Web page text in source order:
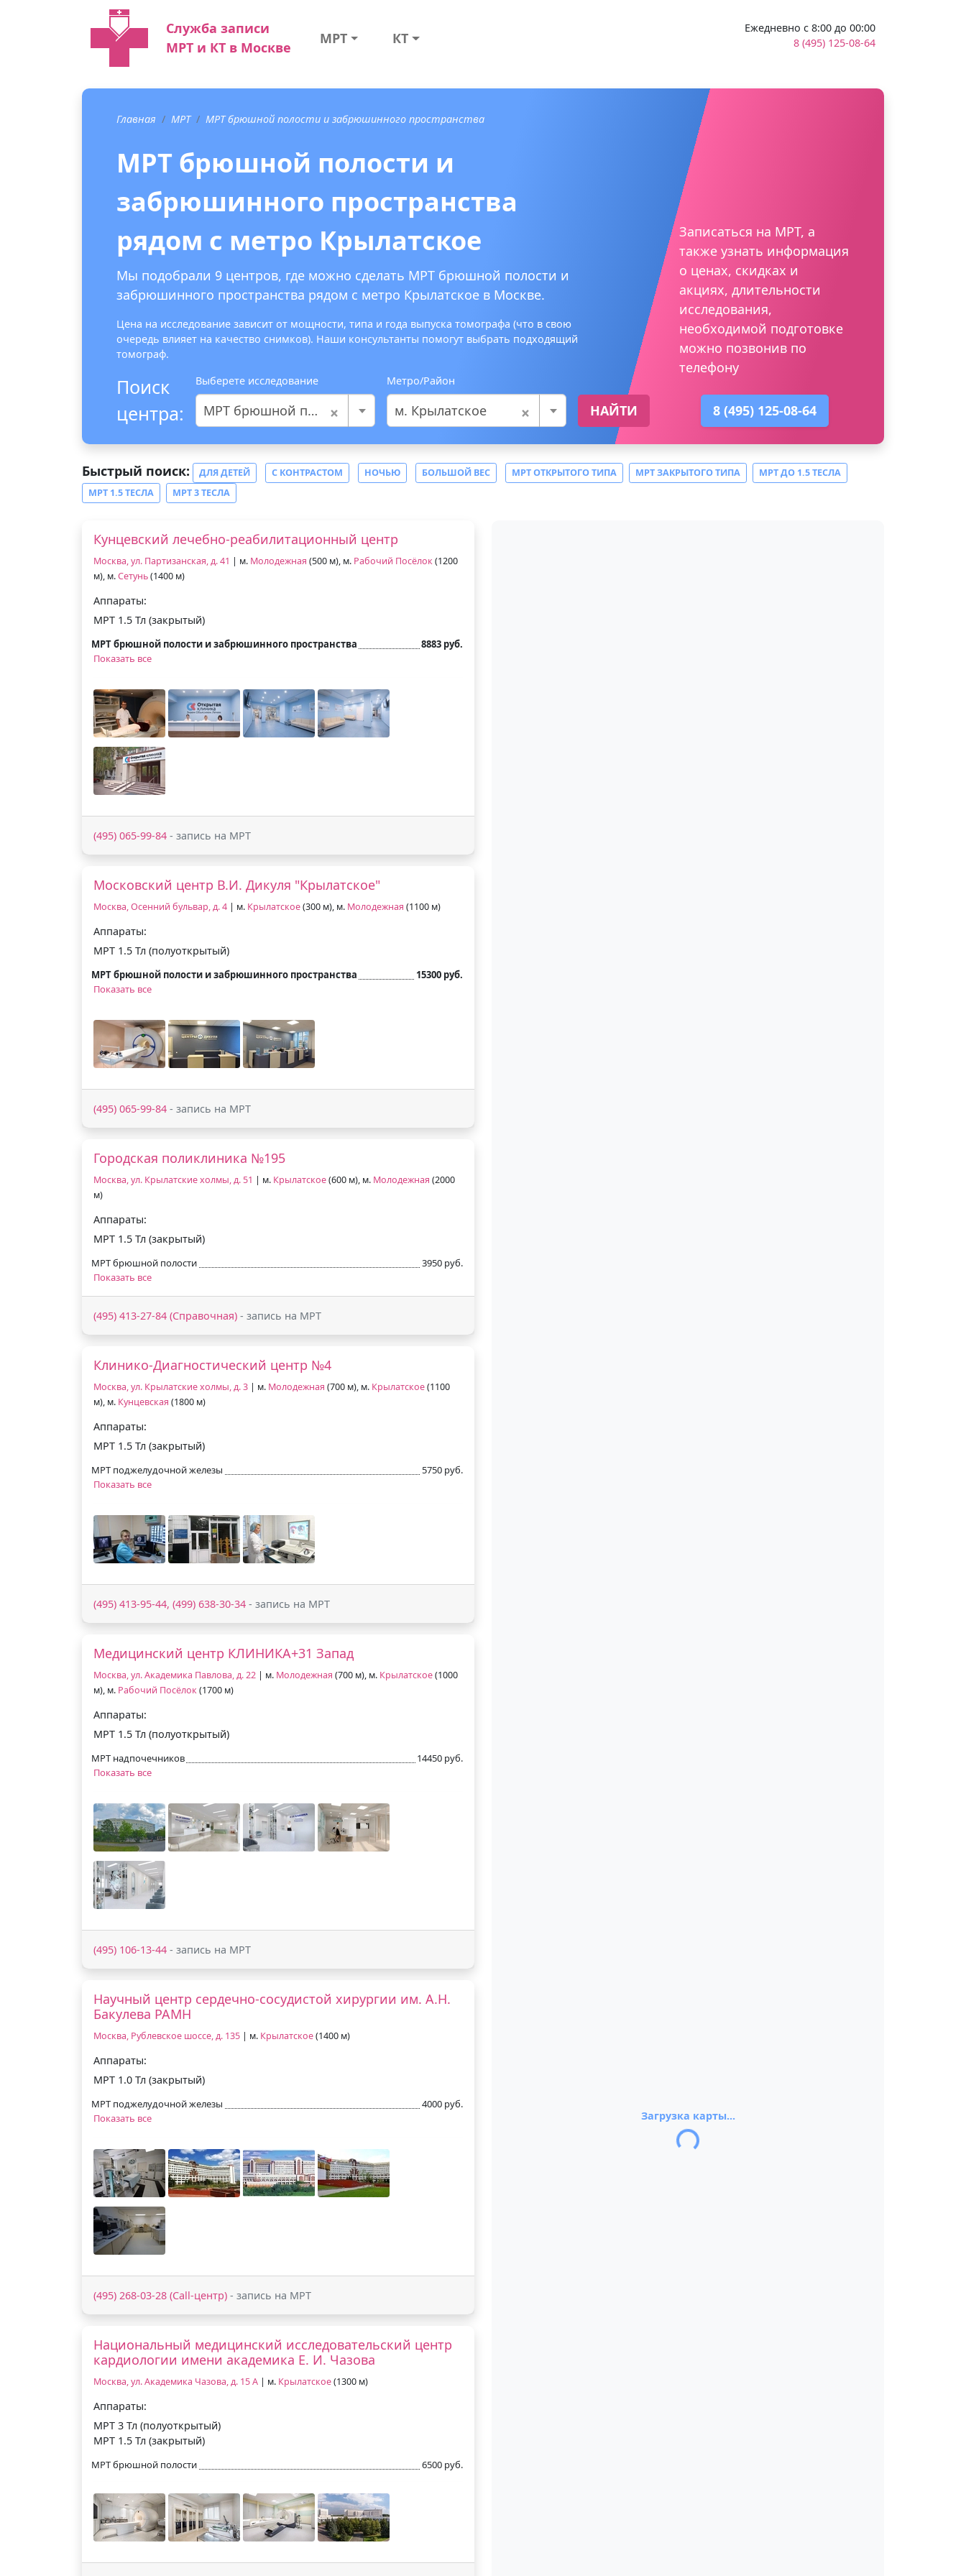
Служба записи
МРТ и КТ в Москве
МРТ КТ
Ежедневно с 8:00 до 00:00
8 (495) 125-08-64
Главная МРТ МРТ брюшной полости и забрюшинного пространства
МРТ брюшной полости и
забрюшинного пространства
рядом с метро Крылатское
Мы подобрали 9 центров, где можно сделать МРТ брюшной полости и
забрюшинного пространства рядом с метро Крылатское в Москве.
Цена на исследование зависит от мощности, типа и года выпуска томографа (что в свою
очередь влияет на качество снимков). Наши консультанты помогут выбрать подходящий
томограф.
Поиск
центра:
Выберете исследование
×
МРТ брюшной полости и забрюшинного пространства
Метро/Район
×
м. Крылатское НАЙТИ
Записаться на МРТ, а
также узнать информация
о ценах, скидках и
акциях, длительности
исследования,
необходимой подготовке
можно позвонив по
телефону
8 (495) 125-08-64
Быстрый поиск: ДЛЯ ДЕТЕЙ С КОНТРАСТОМ НОЧЬЮ БОЛЬШОЙ ВЕС МРТ ОТКРЫТОГО ТИПА МРТ ЗАКРЫТОГО ТИПА
МРТ ДО 1.5 ТЕСЛА
МРТ 1.5 ТЕСЛА
МРТ 3 ТЕСЛА
Кунцевский лечебно-реабилитационный центр
Москва, ул. Партизанская, д. 41 | м. Молодежная (500 м), м. Рабочий Посёлок(1200
м), м.Сетунь(1400 м)
Аппараты:
МРТ 1.5 Тл (закрытый)
МРТ брюшной полости и забрюшинного пространства
8883 руб.
Показать все
(495) 065-99-84 - запись на МРТ
Московский центр В.И. Дикуля "Крылатское"
Москва, Осенний бульвар, д. 4 | м. Крылатское(300 м), м. Молодежная (1100 м)
Аппараты:
МРТ 1.5 Тл (полуоткрытый)
МРТ брюшной полости и забрюшинного пространства
15300 руб.
Показать все
(495) 065-99-84 - запись на МРТ
Городская поликлиника №195
Москва, ул. Крылатские холмы, д. 51 | м. Крылатское(600 м), м. Молодежная (2000
м)
Аппараты:
МРТ 1.5 Тл (закрытый)
МРТ брюшной полости
3950 руб.
Показать все
(495) 413-27-84 (Справочная) - запись на МРТ
Клинико-Диагностический центр №4
Москва, ул. Крылатские холмы, д. 3 | м. Молодежная (700 м), м. Крылатское(1100
м), м. Кунцевская (1800 м)
Аппараты:
МРТ 1.5 Тл (закрытый)
МРТ поджелудочной железы
5750 руб.
Показать все
(495) 413-95-44, (499) 638-30-34 - запись на МРТ
Медицинский центр КЛИНИКА+31 Запад
Москва, ул. Академика Павлова, д. 22 | м. Молодежная (700 м), м. Крылатское(1000
м), м. Рабочий Посёлок(1700 м)
Аппараты:
МРТ 1.5 Тл (полуоткрытый)
МРТ надпочечников
14450 руб.
Показать все
(495) 106-13-44 - запись на МРТ
Научный центр сердечно-сосудистой хирургии им. А.Н.
Бакулева РАМН
Москва, Рублевское шоссе, д. 135 | м. Крылатское(1400 м)
Аппараты:
МРТ 1.0 Тл (закрытый)
МРТ поджелудочной железы
4000 руб.
Показать все
(495) 268-03-28 (Call-центр) - запись на МРТ
Национальный медицинский исследовательский центр
кардиологии имени академика Е. И. Чазова
Москва, ул. Академика Чазова, д. 15 А | м. Крылатское(1300 м)
Аппараты:
МРТ 3 Тл (полуоткрытый)
МРТ 1.5 Тл (закрытый)
МРТ брюшной полости 6500 руб.
Загрузка карты...